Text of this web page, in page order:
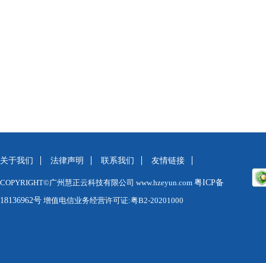
关于我们 法律声明 联系我们 友情链接
COPYRIGHT©广州慧正云科技有限公司 www.hzeyun.com 粤ICP备
18136962号 增值电信业务经营许可证:粤B2-20201000